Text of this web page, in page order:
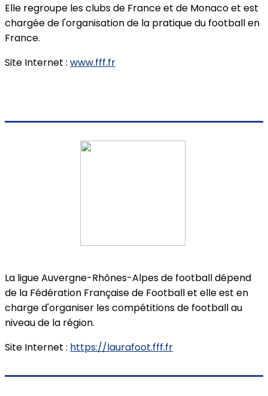
Elle regroupe les clubs de France et de Monaco et est
chargée de l'organisation de la pratique du football en
France.
Site Internet : www.fff.fr
La ligue Auvergne-Rhônes-Alpes de football dépend
de la Fédération Française de Football et elle est en
charge d'organiser les compétitions de football au
niveau de la région.
Site Internet : https://laurafoot.fff.fr